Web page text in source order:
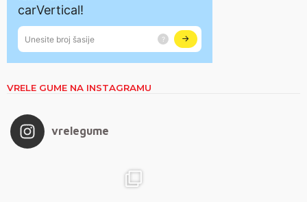
VRELE GUME NA INSTAGRAMU
vrelegume